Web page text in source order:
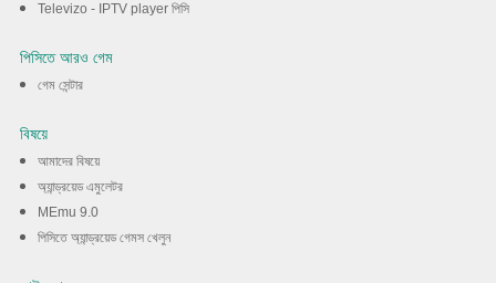
Televizo - IPTV player পিসি
পিসিতে আরও গেম
গেম সেন্টার
বিষয়ে
আমাদের বিষয়ে
অ্যান্ড্রয়েড এমুলেটর
MEmu 9.0
পিসিতে অ্যান্ড্রয়েড গেমস খেলুন